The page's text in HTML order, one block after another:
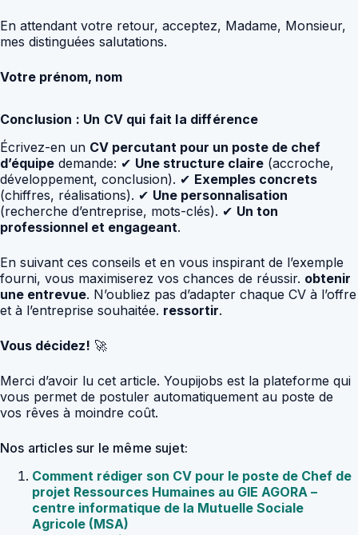
En attendant votre retour, acceptez, Madame, Monsieur,
mes distinguées salutations.
Votre prénom, nom
Conclusion : Un CV qui fait la différence
Écrivez-en un CV percutant pour un poste de chef
d’équipe demande: ✔ Une structure claire (accroche,
développement, conclusion). ✔ Exemples concrets
(chiffres, réalisations). ✔ Une personnalisation
(recherche d’entreprise, mots-clés). ✔ Un ton
professionnel et engageant.
En suivant ces conseils et en vous inspirant de l’exemple
fourni, vous maximiserez vos chances de réussir. obtenir
une entrevue. N’oubliez pas d’adapter chaque CV à l’offre
et à l’entreprise souhaitée. ressortir.
Vous décidez! 🚀
Merci d’avoir lu cet article. Youpijobs est la plateforme qui
vous permet de postuler automatiquement au poste de
vos rêves à moindre coût.
Nos articles sur le même sujet:
Comment rédiger son CV pour le poste de Chef de
projet Ressources Humaines au GIE AGORA –
centre informatique de la Mutuelle Sociale
Agricole (MSA)